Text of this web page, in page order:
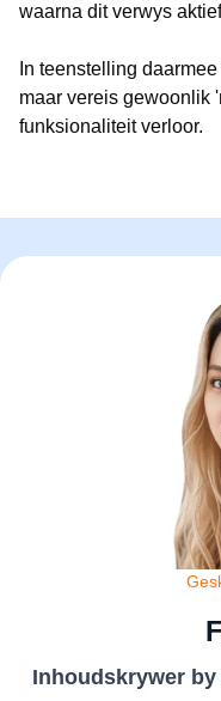
waarna dit verwys
In teenstelling
maar vereis gewoonlik
funksionaliteit verloor.
Inhoudskrywer by